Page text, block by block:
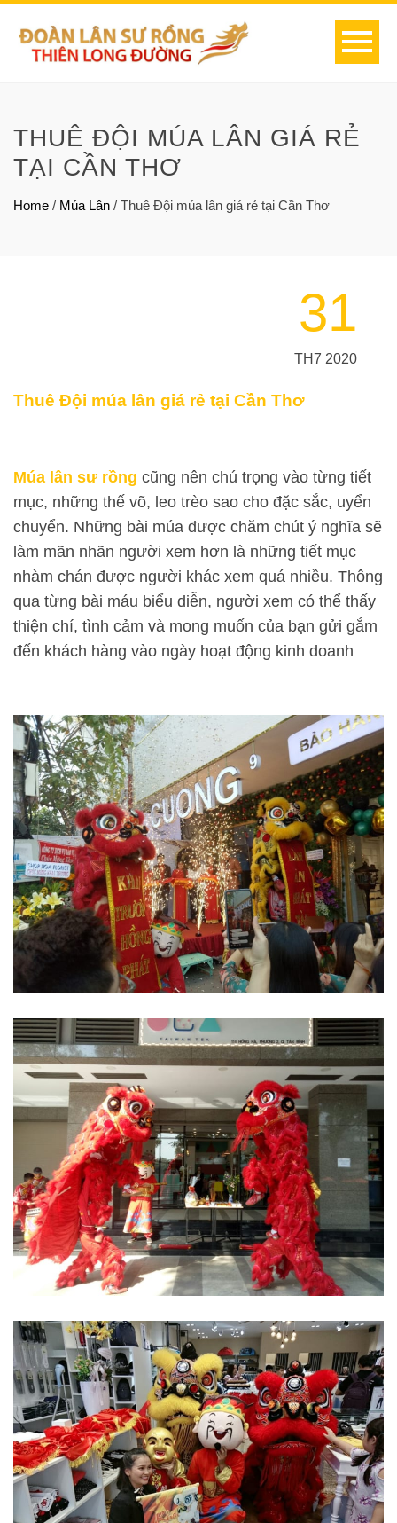
THUÊ ĐỘI MÚA LÂN GIÁ RẺ
TẠI CẦN THƠ
Home / Múa Lân / Thuê Đội múa lân giá rẻ tại Cần Thơ
31
TH7 2020
Thuê Đội múa lân giá rẻ tại Cần Thơ
Múa lân sư rồng cũng nên chú trọng vào từng tiết
mục, những thế võ, leo trèo sao cho đặc sắc, uyển
chuyển. Những bài múa được chăm chút ý nghĩa sẽ
làm mãn nhãn người xem hơn là những tiết mục
nhàm chán được người khác xem quá nhiều. Thông
qua từng bài máu biểu diễn, người xem có thể thấy
thiện chí, tình cảm và mong muốn của bạn gửi gắm
đến khách hàng vào ngày hoạt động kinh doanh